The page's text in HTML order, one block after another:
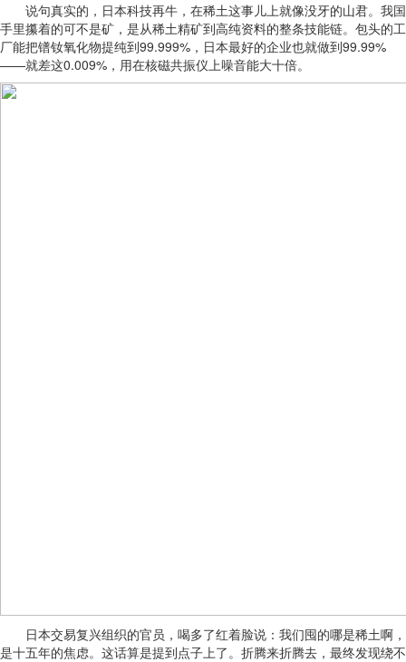
说句真实的，日本科技再牛，在稀土这事儿上就像没牙的山君。我国
手里攥着的可不是矿，是从稀土精矿到高纯资料的整条技能链。包头的工
厂能把镨钕氧化物提纯到99.999%，日本最好的企业也就做到99.99%
——就差这0.009%，用在核磁共振仪上噪音能大十倍。
日本交易复兴组织的官员，喝多了红着脸说：我们囤的哪是稀土啊，
是十五年的焦虑。这话算是提到点子上了。折腾来折腾去，最终发现绕不